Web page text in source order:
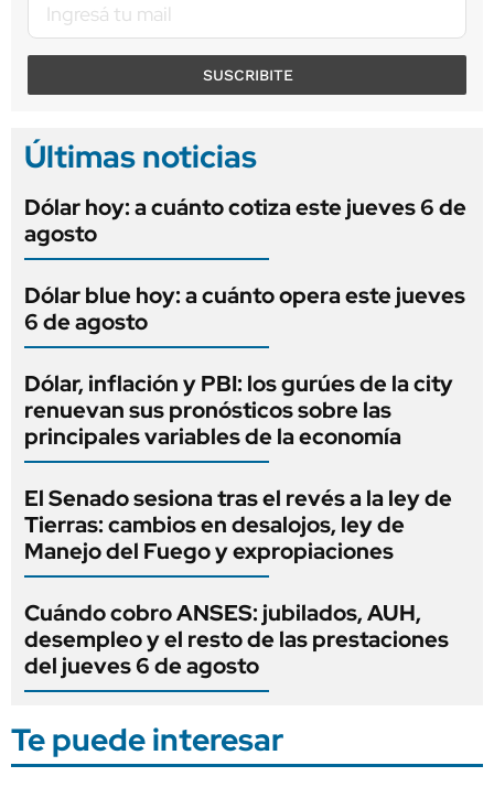
SUSCRIBITE
Últimas noticias
Dólar hoy: a cuánto cotiza este jueves 6 de
agosto
Dólar blue hoy: a cuánto opera este jueves
6 de agosto
Dólar, inflación y PBI: los gurúes de la city
renuevan sus pronósticos sobre las
principales variables de la economía
El Senado sesiona tras el revés a la ley de
Tierras: cambios en desalojos, ley de
Manejo del Fuego y expropiaciones
Cuándo cobro ANSES: jubilados, AUH,
desempleo y el resto de las prestaciones
del jueves 6 de agosto
Te puede interesar